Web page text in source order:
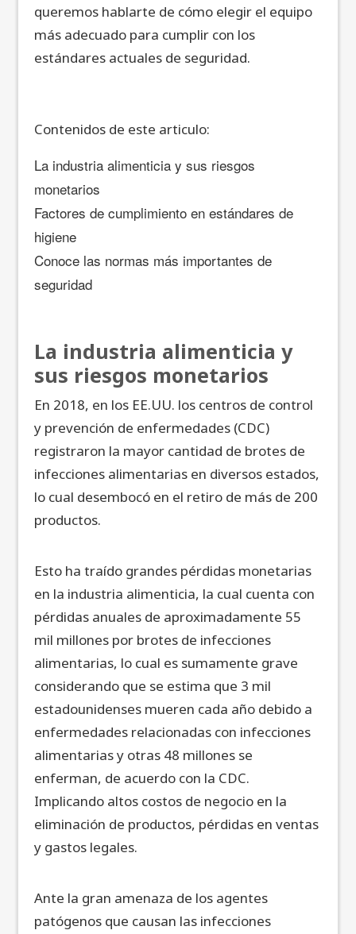
queremos hablarte de cómo elegir el equipo
más adecuado para cumplir con los
estándares actuales de seguridad.
Contenidos de este articulo:
La industria alimenticia y sus riesgos
monetarios
Factores de cumplimiento en estándares de
higiene
Conoce las normas más importantes de
seguridad
La industria alimenticia y
sus riesgos monetarios
En 2018, en los EE.UU. los centros de control
y prevención de enfermedades (CDC)
registraron la mayor cantidad de brotes de
infecciones alimentarias en diversos estados,
lo cual desembocó en el retiro de más de 200
productos.
Esto ha traído grandes pérdidas monetarias
en la industria alimenticia, la cual cuenta con
pérdidas anuales de aproximadamente 55
mil millones por brotes de infecciones
alimentarias, lo cual es sumamente grave
considerando que se estima que 3 mil
estadounidenses mueren cada año debido a
enfermedades relacionadas con infecciones
alimentarias y otras 48 millones se
enferman, de acuerdo con la CDC.
Implicando altos costos de negocio en la
eliminación de productos, pérdidas en ventas
y gastos legales.
Ante la gran amenaza de los agentes
patógenos que causan las infecciones